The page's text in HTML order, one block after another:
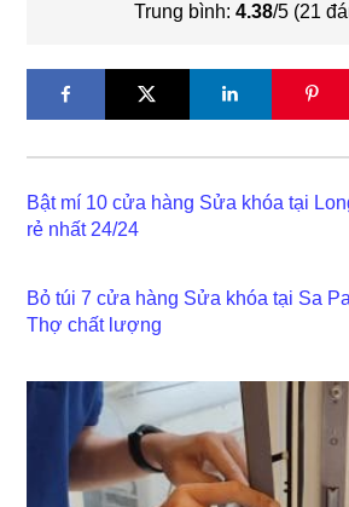
Trung bình: 4.38/5 (21
Bật mí 10 cửa hàng Sửa khóa tại
rẻ nhất 24/24
Bỏ túi 7 cửa hàng Sửa khóa tại Sa
Thợ chất lượng